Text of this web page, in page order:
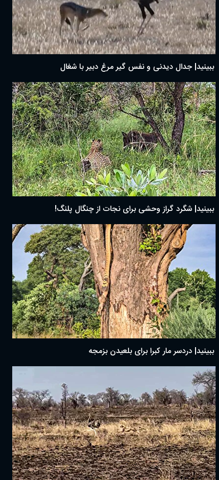
ببینید| جدال دیدنی و نفس گیر مرغ دبیر با شغال
ببینید| شگرد گراز وحشی برای نجات از چنگال پلنگ!
ببینید| دردسر مار کبرا برای بلعیدن بزمجه